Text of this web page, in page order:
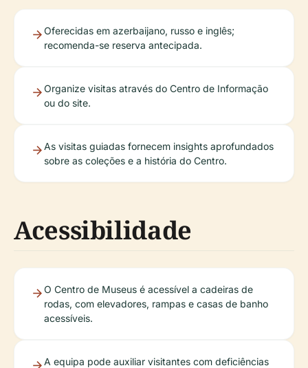
Oferecidas em azerbaijano, russo e inglês;
recomenda-se reserva antecipada.
Organize visitas através do Centro de Informação
ou do site.
As visitas guiadas fornecem insights aprofundados
sobre as coleções e a história do Centro.
Acessibilidade
O Centro de Museus é acessível a cadeiras de
rodas, com elevadores, rampas e casas de banho
acessíveis.
A equipa pode auxiliar visitantes com deficiências